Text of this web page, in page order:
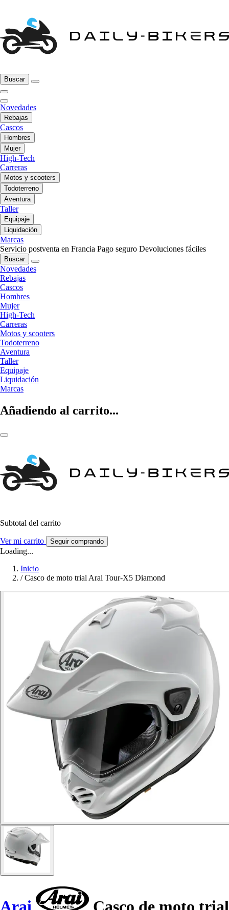
Buscar
Novedades
Rebajas
Cascos
Hombres
Mujer
High-Tech
Carreras
Motos y scooters
Todoterreno
Aventura
Taller
Equipaje
Liquidación
Marcas
Servicio postventa en Francia Pago seguro Devoluciones fáciles
Buscar
Novedades
Rebajas
Cascos
Hombres
Mujer
High-Tech
Carreras
Motos y scooters
Todoterreno
Aventura
Taller
Equipaje
Liquidación
Marcas
Añadiendo al carrito...
Subtotal del carrito
Ver mi carrito Seguir comprando
Loading...
Inicio
/ Casco de moto trial Arai Tour-X5 Diamond